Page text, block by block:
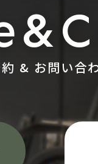
& お問い合